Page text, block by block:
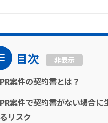
目次 非表示
PR案件の契約書とは？
PR案件で契約書がない場合に
るリスク